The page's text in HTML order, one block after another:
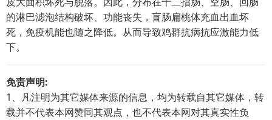
的淋巴滤泡结构破坏、功能丧失，盲肠扁桃体充血出血坏
死，免疫机能也随之降低。从而导致鸡群抗病抗应激能力低
下。
免责声明:
1、凡注明为其它媒体来源的信息，均为转载自其它媒体，转
载并不代表本网赞同其观点，也不代表本网对其真实性负